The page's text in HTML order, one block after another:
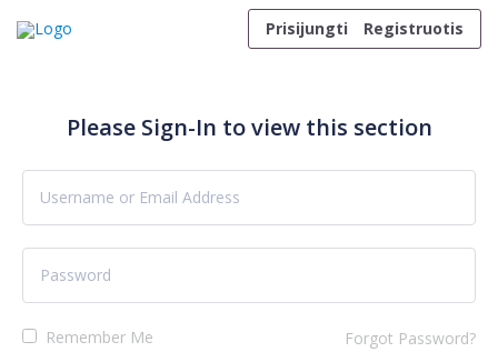
Prisijungti
Registruotis
Please Sign-In to view this section
Remember Me Forgot Password?